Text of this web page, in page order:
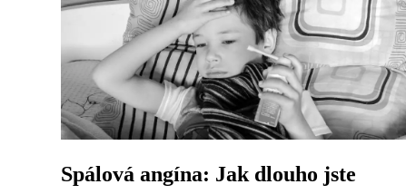
Spálová angína: Jak dlouho jste